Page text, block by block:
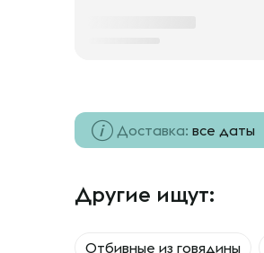
Доставка: все даты
Другие ищут:
Отбивные из говядины